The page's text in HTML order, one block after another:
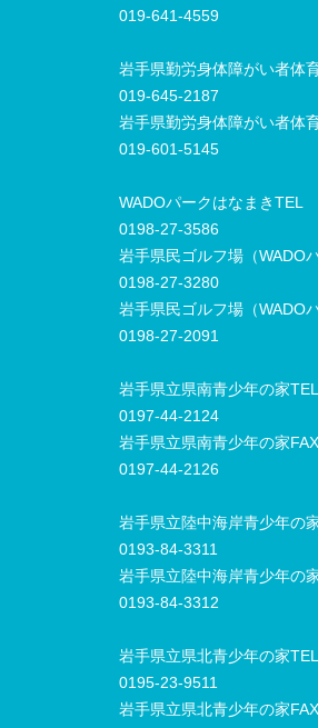
019-641-4559
岩手県勤労身体障がい者体
019-645-2187
岩手県勤労身体障がい者体
019-601-5145
WADOパークはなまきTEL
0198-27-3586
岩手県民ゴルフ場（WADO
0198-27-3280
岩手県民ゴルフ場（WADO
0198-27-2091
岩手県立県南青少年の家TEL
0197-44-2124
岩手県立県南青少年の家FAX
0197-44-2126
岩手県立陸中海岸青少年の
0193-84-3311
岩手県立陸中海岸青少年の
0193-84-3312
岩手県立県北青少年の家TEL
0195-23-9511
岩手県立県北青少年の家FAX